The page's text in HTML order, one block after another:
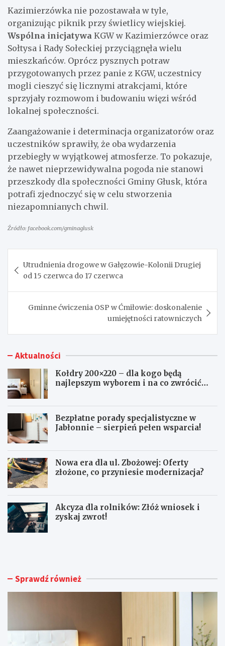
Kazimierzówka nie pozostawała w tyle,
organizując piknik przy świetlicy wiejskiej.
Wspólna inicjatywa KGW w Kazimierzówce oraz
Sołtysa i Rady Sołeckiej przyciągnęła wielu
mieszkańców. Oprócz pysznych potraw
przygotowanych przez panie z KGW, uczestnicy
mogli cieszyć się licznymi atrakcjami, które
sprzyjały rozmowom i budowaniu więzi wśród
lokalnej społeczności.
Zaangażowanie i determinacja organizatorów oraz
uczestników sprawiły, że oba wydarzenia
przebiegły w wyjątkowej atmosferze. To pokazuje,
że nawet nieprzewidywalna pogoda nie stanowi
przeszkody dla społeczności Gminy Głusk, która
potrafi zjednoczyć się w celu stworzenia
niezapomnianych chwil.
Źródło: facebook.com/gminaglusk
wpisu
Utrudnienia drogowe w Gałęzowie-Kolonii Drugiej
od 15 czerwca do 17 czerwca
Gminne ćwiczenia OSP w Ćmiłowie: doskonalenie
umiejętności ratowniczych
Aktualności
Kołdry 200×220 – dla kogo będą
najlepszym wyborem i na co zwrócić
Bezpłatne porady specjalistyczne w
Jabłonnie – sierpień pełen wsparcia!
Nowa era dla ul. Zbożowej: Oferty
złożone, co przyniesie modernizacja?
Akcyza dla rolników: Złóż wniosek i
zyskaj zwrot!
K
y
B
a Sprawdź również